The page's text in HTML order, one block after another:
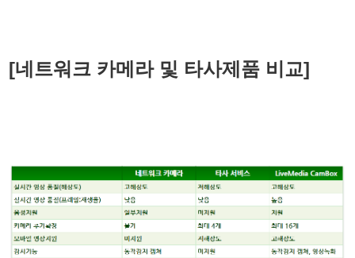
[네트워크 카메라 및 타사제품 비교]